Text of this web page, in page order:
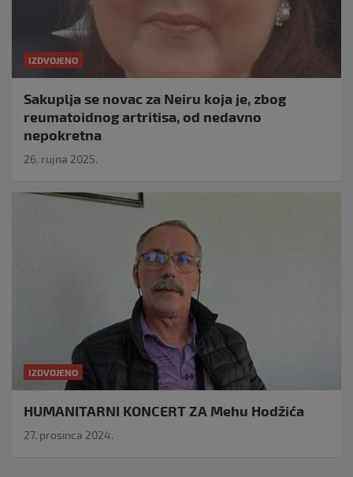
IZDVOJENO
Sakuplja se novac za Neiru koja je, zbog
reumatoidnog artritisa, od nedavno
nepokretna
26. rujna 2025.
IZDVOJENO
HUMANITARNI KONCERT ZA Mehu Hodžića
27. prosinca 2024.